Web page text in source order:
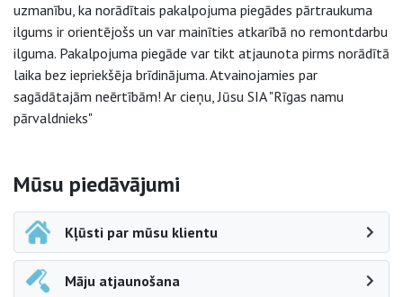
uzmanību, ka norādītais pakalpojuma piegādes pārtraukuma
ilgums ir orientējošs un var mainīties atkarībā no remontdarbu
ilguma. Pakalpojuma piegāde var tikt atjaunota pirms norādītā
laika bez iepriekšēja brīdinājuma. Atvainojamies par
sagādātajām neērtībām! Ar cieņu, Jūsu SIA "Rīgas namu
pārvaldnieks"
Sāna navigācija
Mūsu piedāvājumi
Kļūsti par mūsu klientu
Māju atjaunošana